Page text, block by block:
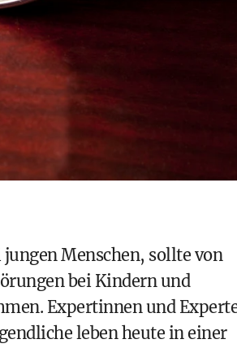
Menschen, sollte von
bei Kindern und
Expertinnen und
leben heute in einer